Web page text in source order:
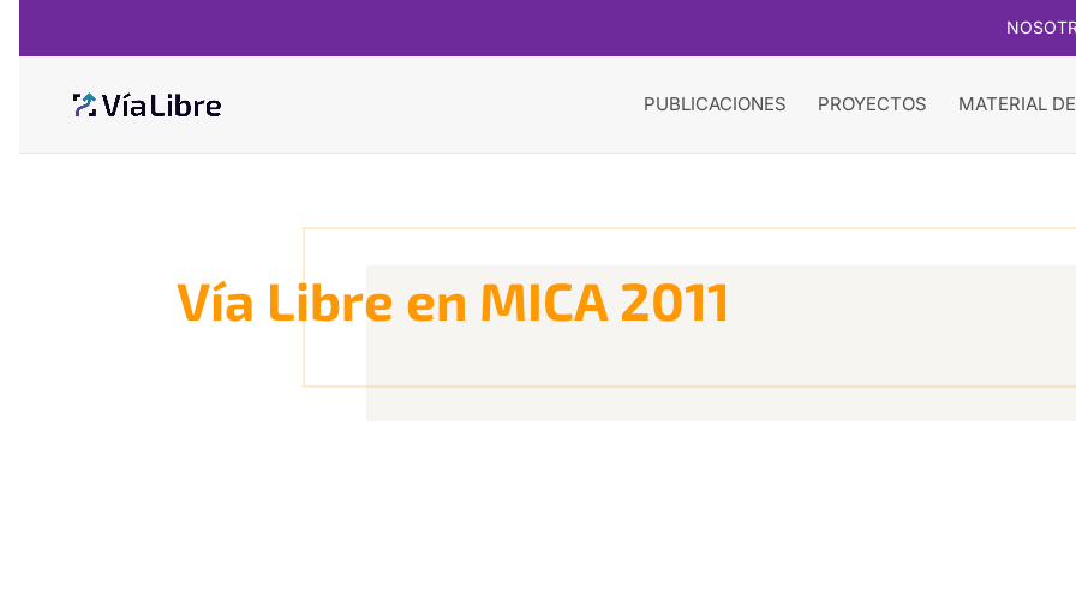
PUBLICACIONES PROYECTOS MATERIAL
Vía Libre en MICA 2011